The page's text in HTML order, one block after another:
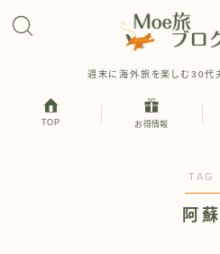
週末に海外旅を楽しむ30代
TOP お得情報
TAG
阿蘇